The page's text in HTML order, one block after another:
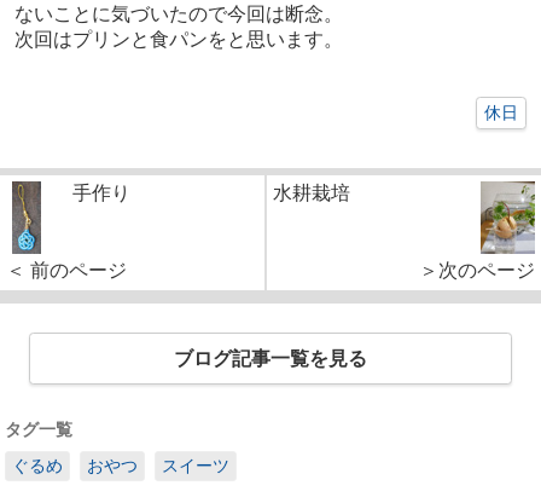
ないことに気づいたので今回は断念。
次回はプリンと食パンをと思います。
休日
手作り
＜ 前のページ
水耕栽培
＞次のページ
ブログ記事一覧を見る
タグ一覧
ぐるめ
おやつ スイーツ